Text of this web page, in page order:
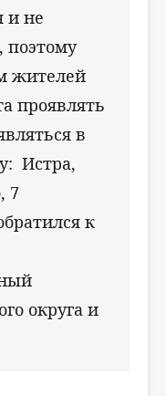
и не
поэтому
жителей
проявлять
в
Истра,
7
к
округа и